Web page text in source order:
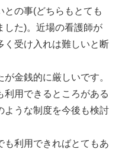
との事(どちらもとても
した)。近場の看護師が
く受け⼊れは難しいと断
⾦銭的に厳しいです。
利⽤できるところがある
ような制度を今後も検討
も利⽤できればとてもあ